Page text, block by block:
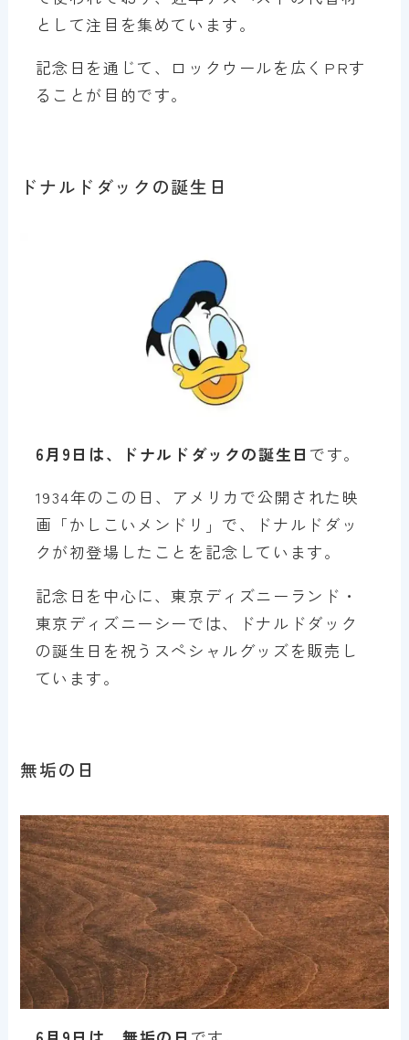
として注目を集めています。
記念日を通じて、ロックウールを広くPRす
ることが目的です。
ドナルドダックの誕生日
6月9日は、ドナルドダックの誕生日 です。
1934年のこの日、アメリカで公開された映
画「かしこいメンドリ」で、ドナルドダッ
クが初登場したことを記念しています。
記念日を中心に、東京ディズニーランド・
東京ディズニーシーでは、ドナルドダック
の誕生日を祝うスペシャルグッズを販売し
ています。
無垢の日